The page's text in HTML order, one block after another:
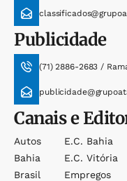
Publicidade
(71) 2886-2683 /
Canais e
Autos
Bahia
Brasil
E.c. Bahia
E.c. Vitória
Empregos